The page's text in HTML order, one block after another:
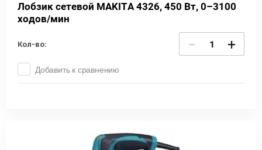
Лобзик сетевой MAKITA 4326, 450 Вт, 0–3100
ходов/мин
Кол-во: − +
Добавить к сравнению